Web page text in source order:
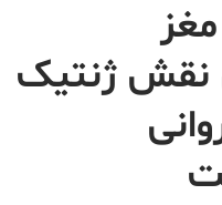
نقش ژنتیک